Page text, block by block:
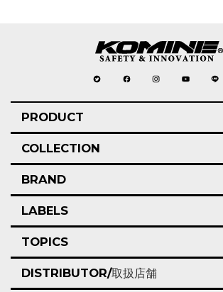
PRODUCT
COLLECTION
BRAND
LABELS
TOPICS
DISTRIBUTOR/取扱店舗